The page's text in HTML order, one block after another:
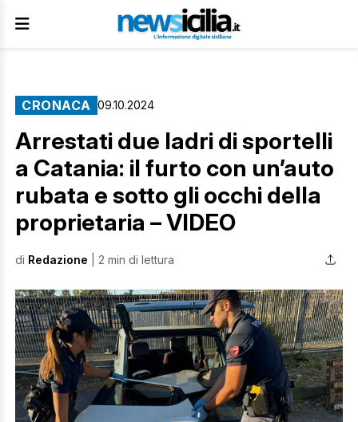
CRONACA 09.10.2024
Arrestati due ladri di sportelli
a Catania: il furto con un’auto
rubata e sotto gli occhi della
proprietaria – VIDEO
di Redazione | 2 min di lettura